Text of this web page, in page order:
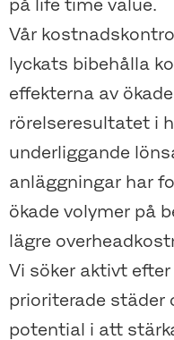
på life time value.
Vår
lyckats bibehålla
effekterna av
rörelseresultatet i
underliggande
anläggningar har
ökade volymer på
lägre
Vi söker aktivt
prioriterade städer
potential i att